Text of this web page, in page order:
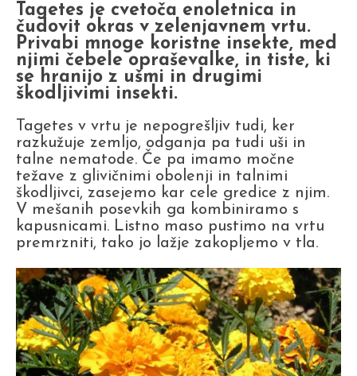
Tagetes je cvetoča enoletnica in
čudovit okras v zelenjavnem vrtu.
Privabi mnoge koristne insekte, med
njimi čebele opraševalke, in tiste, ki
se hranijo z ušmi in drugimi
škodljivimi insekti.
Tagetes v vrtu je nepogrešljiv tudi, ker
razkužuje zemljo, odganja pa tudi uši in
talne nematode. Če pa imamo močne
težave z glivičnimi obolenji in talnimi
škodljivci, zasejemo kar cele gredice z njim.
V mešanih posevkih ga kombiniramo s
kapusnicami. Listno maso pustimo na vrtu
premrzniti, tako jo lažje zakopljemo v tla.